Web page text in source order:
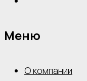
Меню
О компании